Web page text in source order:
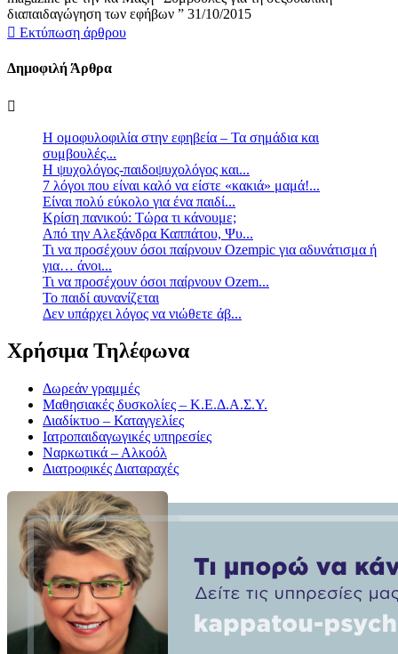
Παιδοψυχολόγος
διαπαιδαγώγηση των εφήβων ” 31/10/2015
Εκτύπωση άρθρου
Δημοφιλή Άρθρα
Η ομοφυλοφιλία στην εφηβεία – Τα σημάδια και
συμβουλές...
Η ψυχολόγος-παιδοψυχολόγος και...
7 λόγοι που είναι καλό να είστε «κακιά» μαμά!...
Είναι πολύ εύκολο για ένα παιδί...
Κρίση πανικού: Τώρα τι κάνουμε;
Από την Αλεξάνδρα Καππάτου, Ψυ...
Τι να προσέχουν όσοι παίρνουν Ozempic για αδυνάτισμα ή
για… άνοι...
Τι να προσέχουν όσοι παίρνουν Ozem...
Το παιδί αυνανίζεται
Δεν υπάρχει λόγος να νιώθετε άβ...
Χρήσιμα Τηλέφωνα
Δωρεάν γραμμές
Μαθησιακές δυσκολίες – Κ.Ε.Δ.Α.Σ.Υ.
Διαδίκτυο – Καταγγελίες
Ιατροπαιδαγωγικές υπηρεσίες
Ναρκωτικά – Αλκοόλ
Διατροφικές Διαταραχές